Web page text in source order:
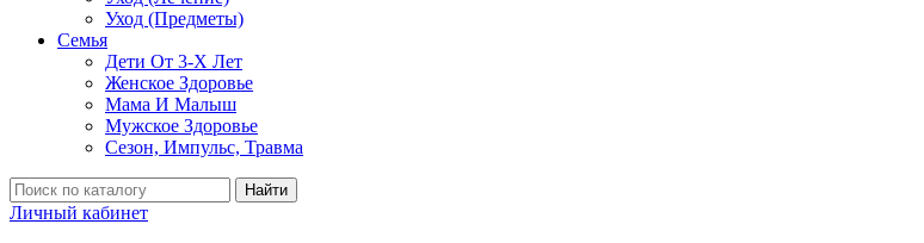
Уход (Предметы)
Семья
Дети От 3-Х Лет
Женское Здоровье
Мама И Малыш
Мужское Здоровье
Сезон, Импульс, Травма
Найти
Личный кабинет